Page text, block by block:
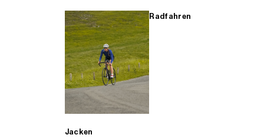
Radfahren
Jacken